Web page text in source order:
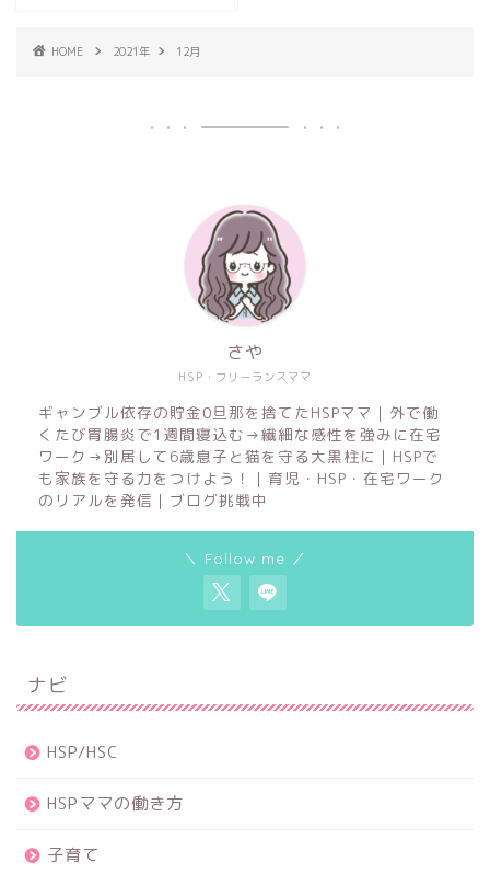
HOME 2021年 12月
HSP・フリーランスママ
さや
ギャンブル依存の貯金0旦那を捨てたHSPママ｜外で働
くたび胃腸炎で1週間寝込む→繊細な感性を強みに在宅
ワーク→別居して6歳息子と猫を守る大黒柱に｜HSPで
も家族を守る力をつけよう！｜育児・HSP・在宅ワーク
のリアルを発信｜ブログ挑戦中
＼ Follow me ／
ナビ
HSP/HSC
HSPママの働き方
子育て